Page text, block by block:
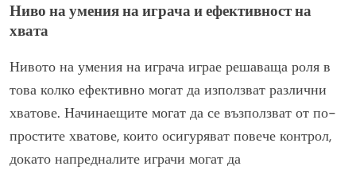
Ниво на умения на играча и ефективност на
хвата
Нивото на умения на играча играе решаваща роля в
това колко ефективно могат да използват различни
хватове. Начинаещите могат да се възползват от по-
простите хватове, които осигуряват повече контрол,
докато напредналите играчи могат да